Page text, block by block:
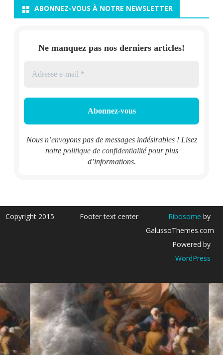
ABONNEZ-VOUS À NOTRE NEWSLETTER
Ne manquez pas nos derniers articles!
Nous n’envoyons pas de messages indésirables ! Lisez
notre politique de confidentialitépour plus
d’informations.
Copyright 2015 Footer text center Ribosome by
GalussoThemes.com
Powered by
WordPress